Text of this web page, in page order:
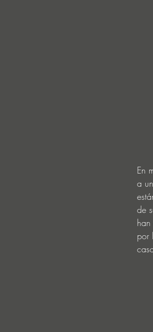
En
a
de
por